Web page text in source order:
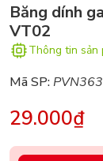
Băng dính
VT02
Thông tin sản
Mã SP:
29.000₫